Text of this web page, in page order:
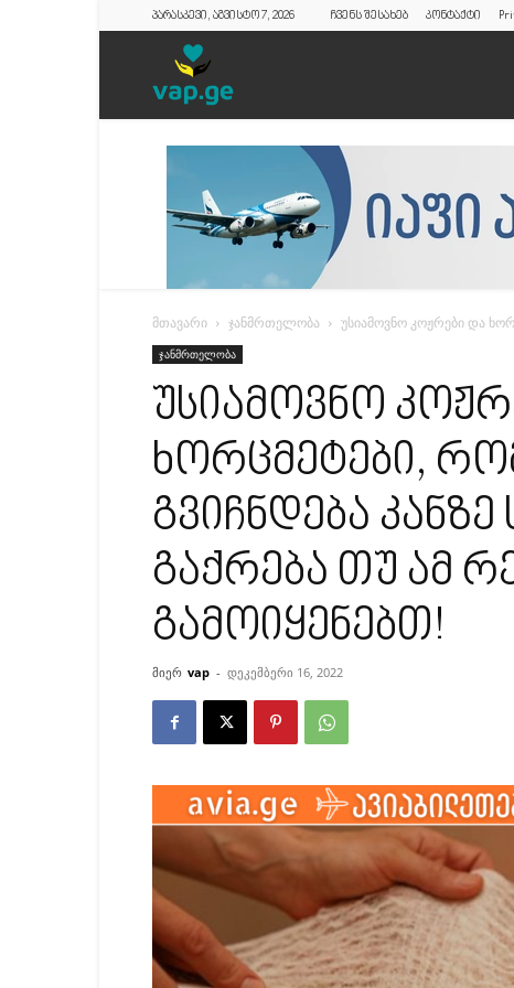
პარასკევი, აგვისტო 7, 2026 ჩვენს შესახებ კონტაქტი
მთავარი ჯანმრთელობა უსიამოვნო კოჟრები და
ჯანმრთელობა
უსიამოვნო
ხორცმეტები,
გვიჩნდება
გაქრება თუ ამ
გამოიყენებთ!
მიერ vap - დეკემბერი 16, 2022